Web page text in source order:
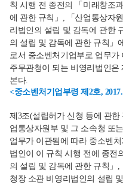
칙 시행 전 종전의 「미래창조
에 관한 규칙」, 「산업통상자
리법인의 설립 및 감독에 관한
의 설립 및 감독에 관한 규칙」
로서 중소벤처기업부로 업무가
주무관청이 되는 비영리법인은
본다.
<중소벤처기업부령 제2호,
제3조(설립허가 신청 등에 관
업통상자원부 및 그 소속청 또
업무가 이관됨에 따라 중소벤
법인이 이 규칙 시행 전에 종전
의 설립 및 감독에 관한 규칙」
청장 소관 비영리법인의 설립